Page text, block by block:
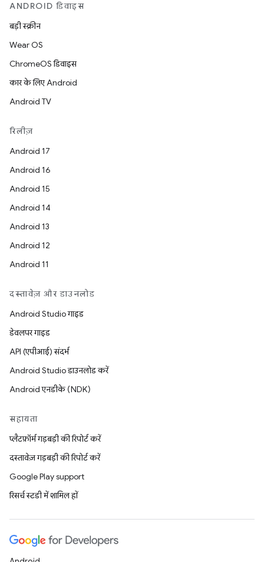
ANDROID डिवाइस
बड़ी स्क्रीन
Wear OS
ChromeOS डिवाइस
कार के लिए Android
Android TV
रिलीज़
Android 17
Android 16
Android 15
Android 14
Android 13
Android 12
Android 11
दस्तावेज़ और डाउनलोड
Android Studio गाइड
डेवलपर गाइड
API (एपीआई) संदर्भ
Android Studio डाउनलोड करें
Android एनडीके (NDK)
सहायता
प्लैटफ़ॉर्म गड़बड़ी की रिपोर्ट करें
दस्तावेज़ गड़बड़ी की रिपोर्ट करें
Google Play support
रिसर्च स्टडी में शामिल हों